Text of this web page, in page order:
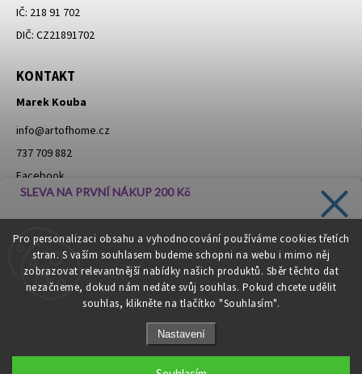
Pro personalizaci obsahu a vyhodnocování používáme cookies třetích
stran. S vaším souhlasem budeme schopni na webu i mimo něj
zobrazovat relevantnější nabídky našich produktů. Sběr těchto dat
nezačneme, dokud nám nedáte svůj souhlas. Pokud chcete udělit
souhlas, klikněte na tlačítko "Souhlasím".
Nastavení
IČ: 218 91 702
DIČ: CZ21891702
KONTAKT
Marek Kouba
info@artofhome.cz
737 709 882
Facebook
Instagram
Moje objednávka - odstoupení od smlouvy
SLEVA NA PRVNÍ NÁKUP 200 Kč
slevách přímo do vaší schránky!
Zásady zpracování osobních údajů